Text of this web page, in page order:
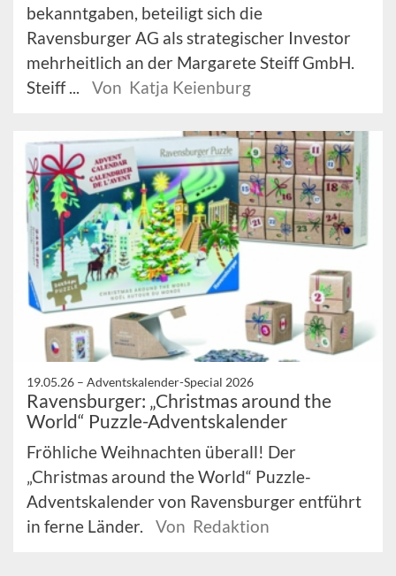
bekanntgaben, beteiligt sich die
Ravensburger AG als strategischer Investor
mehrheitlich an der Margarete Steiff GmbH.
Steiff ...
Von Katja Keienburg
19.05.26 – Adventskalender-Special 2026
Ravensburger: „Christmas around the
World“ Puzzle-Adventskalender
Fröhliche Weihnachten überall! Der
„Christmas around the World“ Puzzle-
Adventskalender von Ravensburger entführt
in ferne Länder.
Von Redaktion